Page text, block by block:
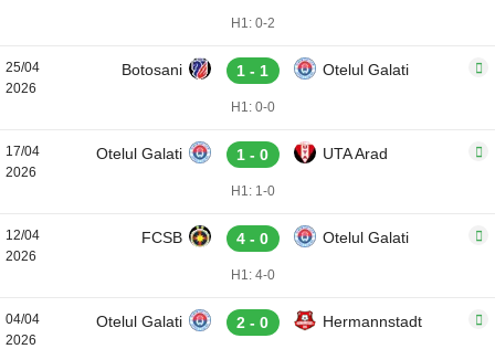
H1: 0-2
25/04
2026
Botosani 1 - 1 Otelul Galati
H1: 0-0
17/04
2026
Otelul Galati 1 - 0 UTA Arad
H1: 1-0
12/04
2026
FCSB 4 - 0 Otelul Galati
H1: 4-0
04/04
2026
Otelul Galati 2 - 0 Hermannstadt